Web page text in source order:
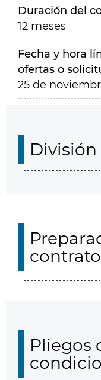
Duración del
12 meses
Fecha y hora
ofertas o
25 de
contrato
Pliegos